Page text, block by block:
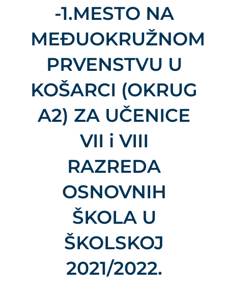
-1.MESTO NA
MEĐUOKRUŽNOM
PRVENSTVU U
KOŠARCI (OKRUG
A2) ZA UČENICE
VII i VIII
RAZREDA
OSNOVNIH
ŠKOLA U
ŠKOLSKOJ
2021/2022.